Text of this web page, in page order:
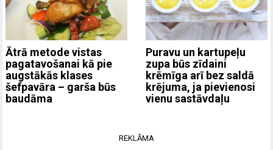
Ātrā metode vistas
pagatavošanai kā pie
augstākās klases
šefpavāra – garša būs
baudāma
Puravu un kartupeļu
zupa būs zīdaini
krēmīga arī bez saldā
krējuma, ja pievienosi
vienu sastāvdaļu
REKLĀMA